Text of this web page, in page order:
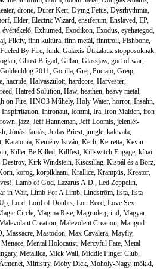
, drone, Dürer Kert, Dying Fetus, Dysrhythmia,
, Elder, Electric Wizard, ensiferum, Enslaved, EP,
évértékelő, Exhumed, Exodikon, Exodus, eyehategod,
, Fiktív, finn kultúra, finn metál, finntroll, Fishbone,
Fueled By Fire, funk, Galaxis Útikalauz stopposoknak,
, Ghost Brigad, Gillan, Glassjaw, god of war,
Goldenblog 2011, Gorilla, Greg Puciato, Greip,
, hacride, Halvaszülött, hardcore, Harvester,
, Hatred Solution, Haw, heathen, heavy metal,
on Fire, HNO3 Műhely, Holy Water, horror, Ihsahn,
Inspirritation, Intronaut, Iommi, Ira, Iron Maiden, iron
, jazz, Jeff Hanneman, Jeff Loomis, jelenlét-
, Jónás Tamás, Judas Priest, jungle, kalevala,
, Katatonia, Kemény István, Kerli, Kerretta, Kevin
, Killer Be Killed, Killfest, Killswitch Engage, kínai
Destroy, Kirk Windstein, Kiscsillag, Kispál és a Borz,
, korog, korpiklaani, Krallice, Krampüs, Kreator,
, Lamb of God, Lazarus A.D., Led Zeppelin,
in Wait, Limb For A Limb, Lindström, lista, lista
, Lord, Lord of Doubts, Lou Reed, Love Sex
Circle, Magma Rise, Magrudergrind, Magyar
Creation, Malevolent Creation, Mangod
, Massacre, Mastodon, Max Cavalera, Mayfly,
Menace, Mental Holocaust, Mercyful Fate, Metal
, Metallica, Mick Wall, Middle Finger Club,
, Ministry, Moby Dick, Moholy-Nagy, mökki,